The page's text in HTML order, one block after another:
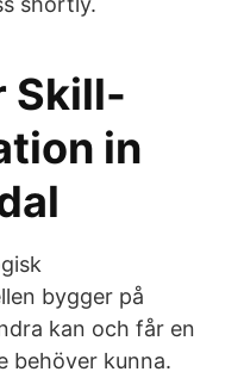
Skill-
in
bygger på
kan och får en
behöver kunna.